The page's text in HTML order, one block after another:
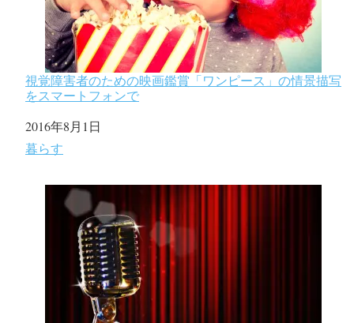
視覚障害者のための映画鑑賞「ワンピース」の情景描写
をスマートフォンで
日付
2016年8月1日
関連理由
暮らす